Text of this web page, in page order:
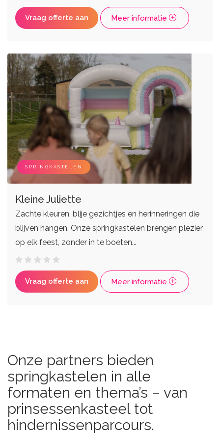
Vraag offerte aan Meer informatie
SPRINGKASTELEN
Kleine Juliette
Zachte kleuren, blije gezichtjes en herinneringen die
blijven hangen. Onze springkastelen brengen plezier
op elk feest, zonder in te boeten...
Vraag offerte aan Meer informatie
Onze partners bieden
springkastelen in alle
formaten en thema’s – van
prinsessenkasteel tot
hindernissenparcours.